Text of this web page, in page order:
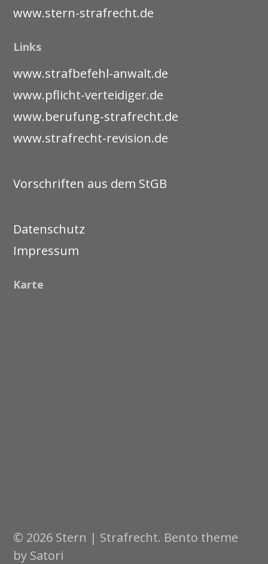
www.stern-strafrecht.de
Links
www.strafbefehl-anwalt.de
www.pflicht-verteidiger.de
www.berufung-strafrecht.de
www.strafrecht-revision.de
Vorschriften aus dem StGB
Datenschutz
Impressum
Karte
© 2026 Stern | Strafrecht. Bento theme
by Satori